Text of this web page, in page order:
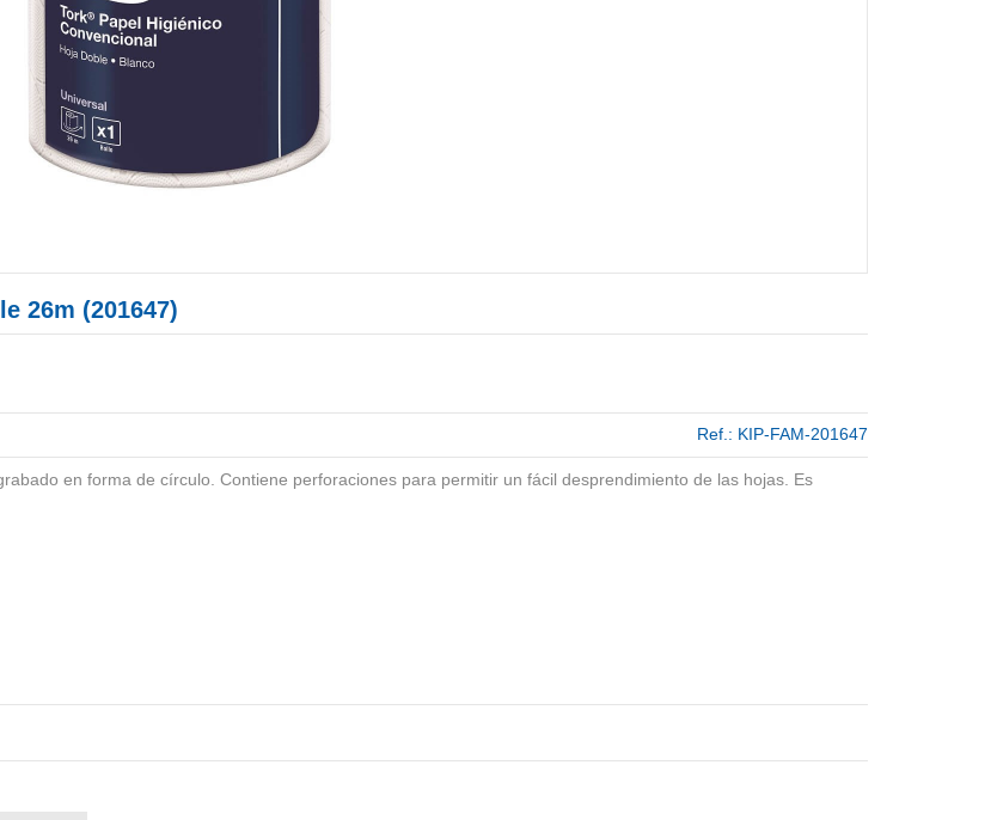
26m (201647)
Ref.: KIP-FAM-201647
en forma de círculo. Contiene perforaciones para permitir un fácil desprendimiento de las hojas. Es